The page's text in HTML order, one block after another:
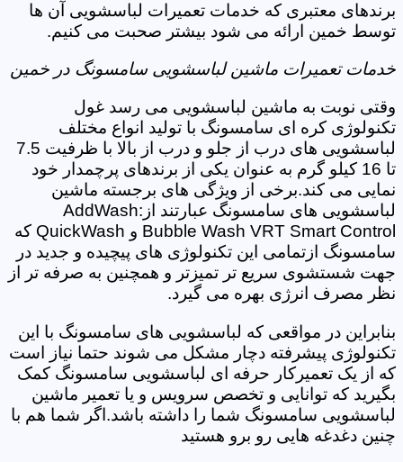
برندهای معتبری که خدمات تعمیرات لباسشویی آن ها
توسط خمین ارائه می شود بیشتر صحبت می کنیم.
خدمات تعمیرات ماشین لباسشویی سامسونگ در خمین
وقتی نوبت به ماشین لباسشویی می رسد غول
تکنولوژی کره ای سامسونگ با تولید انواع مختلف
لباسشویی های درب از جلو و درب از بالا با ظرفیت 7.5
تا 16 کیلو گرم به عنوان یکی از برندهای پرچمدار خود
نمایی می کند.برخی از ویژگی های برجسته ماشین
لباسشویی های سامسونگ عبارتند از:AddWash
Bubble Wash VRT Smart Control و QuickWash که
سامسونگ ازتمامی این تکنولوژی های پیچیده و جدید در
جهت شستشوی سریع تر تمیزتر و همچنین به صرفه تر از
نظر مصرف انرژی بهره می گیرد.
بنابراین در مواقعی که لباسشویی های سامسونگ با این
تکنولوژی پیشرفته دچار مشکل می شوند حتما نیاز است
که از یک تعمیرکار حرفه ای لباسشویی سامسونگ کمک
بگیرید که توانایی و تخصص سرویس و یا تعمیر ماشین
لباسشویی سامسونگ شما را داشته باشد.اگر شما هم با
چنین دغدغه هایی رو برو هستید